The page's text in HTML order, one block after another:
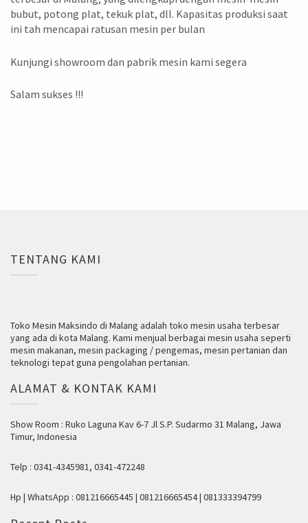
bubut, potong plat, tekuk plat, dll. Kapasitas produksi saat
ini tah mencapai ratusan mesin per bulan
Kunjungi showroom dan pabrik mesin kami segera
Salam sukses !!!
TENTANG KAMI
Toko Mesin Maksindo di Malang adalah toko mesin usaha terbesar
yang ada di kota Malang. Kami menjual berbagai mesin usaha seperti
mesin makanan, mesin packaging / pengemas, mesin pertanian dan
teknologi tepat guna pengolahan pertanian.
ALAMAT & KONTAK KAMI
Show Room : Ruko Laguna Kav 6-7 Jl S.P. Sudarmo 31 Malang, Jawa
Timur, Indonesia
Telp : 0341-4345981, 0341-472248
Hp | WhatsApp : 081216665445 | 081216665454 | 081333394799